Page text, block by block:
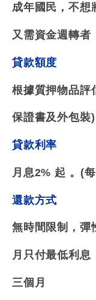
成年國民，不想
又需資金週轉者
貸款額度
根據質押物品評
保證書及外包裝)
貸款利率
月息2% 起 。(
還款方式
無時間限制，彈
月只付最低利息
三個月